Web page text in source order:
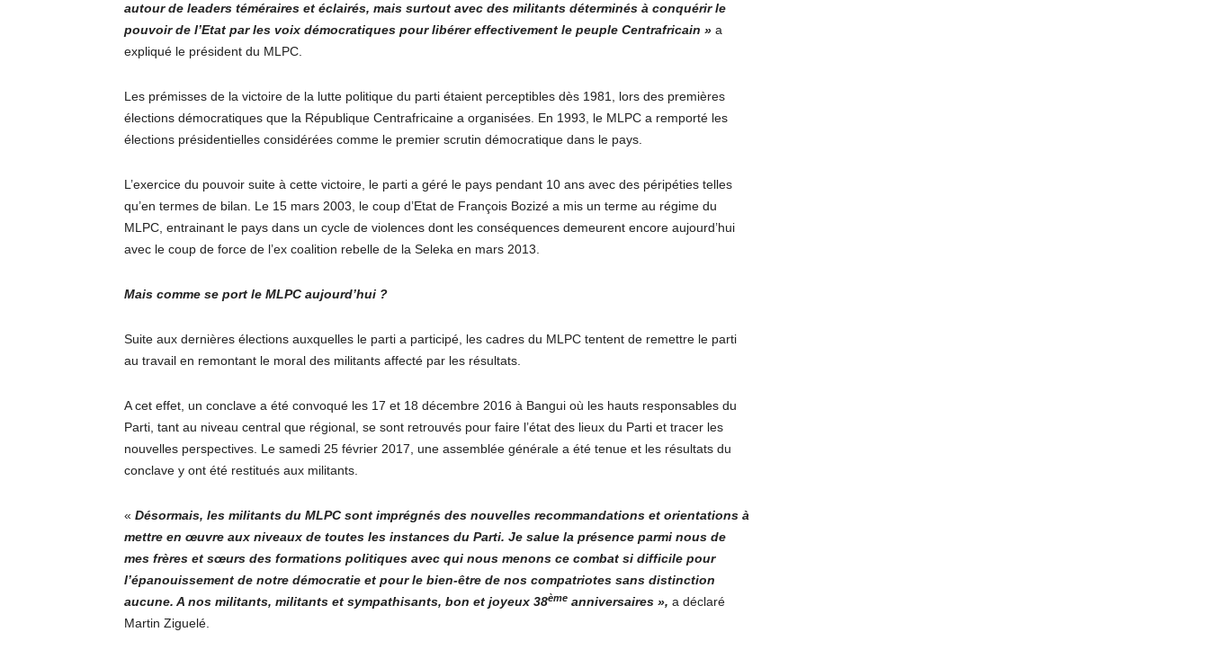
autour de leaders téméraires et éclairés, mais surtout avec des militants déterminés à conquérir le
pouvoir de l’Etat par les voix démocratiques pour libérer effectivement le peuple Centrafricain » a
expliqué le président du MLPC.
Les prémisses de la victoire de la lutte politique du parti étaient perceptibles dès 1981, lors des premières
élections démocratiques que la République Centrafricaine a organisées. En 1993, le MLPC a remporté les
élections présidentielles considérées comme le premier scrutin démocratique dans le pays.
L’exercice du pouvoir suite à cette victoire, le parti a géré le pays pendant 10 ans avec des péripéties telles
qu’en termes de bilan. Le 15 mars 2003, le coup d’Etat de François Bozizé a mis un terme au régime du
MLPC, entrainant le pays dans un cycle de violences dont les conséquences demeurent encore aujourd’hui
avec le coup de force de l’ex coalition rebelle de la Seleka en mars 2013.
Mais comme se port le MLPC aujourd’hui ?
Suite aux dernières élections auxquelles le parti a participé, les cadres du MLPC tentent de remettre le parti
au travail en remontant le moral des militants affecté par les résultats.
A cet effet, un conclave a été convoqué les 17 et 18 décembre 2016 à Bangui où les hauts responsables du
Parti, tant au niveau central que régional, se sont retrouvés pour faire l’état des lieux du Parti et tracer les
nouvelles perspectives. Le samedi 25 février 2017, une assemblée générale a été tenue et les résultats du
conclave y ont été restitués aux militants.
« Désormais, les militants du MLPC sont imprégnés des nouvelles recommandations et orientations à
mettre en œuvre aux niveaux de toutes les instances du Parti. Je salue la présence parmi nous de
mes frères et sœurs des formations politiques avec qui nous menons ce combat si difficile pour
l’épanouissement de notre démocratie et pour le bien-être de nos compatriotes sans distinction
aucune. A nos militants, militants et sympathisants, bon et joyeux 38ème anniversaires », a déclaré
Martin Ziguelé.